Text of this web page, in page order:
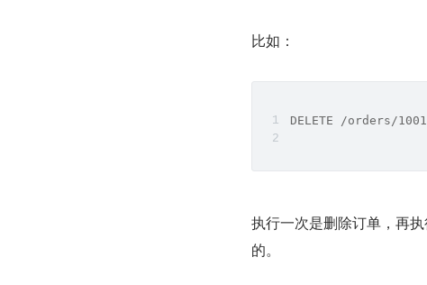
比如：
DELETE /orders/1001
执行一次是删除订单，再
的。